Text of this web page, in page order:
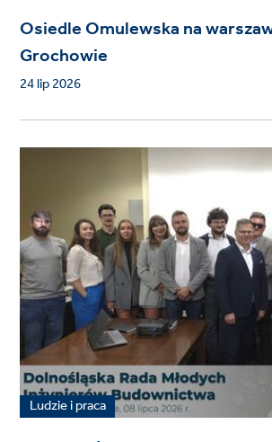
Osiedle Omulewska na
Grochowie
24 lip 2026
Ludzie i praca